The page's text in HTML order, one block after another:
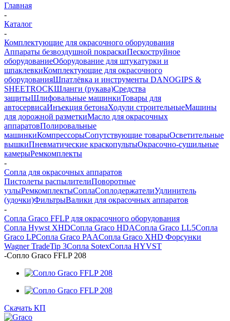
Главная
-
Каталог
-
Комплектующие для окрасочного оборудования
Аппараты безвоздушной покраскиПескоструйное
оборудованиеОборудование для штукатурки и
шпаклевкиКомплектующие для окрасочного
оборудованияШпатлёвка и инструменты DANOGIPS &
SHEETROCKШланги (рукава)Средства
защитыШлифовальные машинкиТовары для
автосервисаИнъекция бетонаХодули строительныеМашины
для дорожной разметкиМасло для окрасочных
аппаратовПолировальные
машинкиКомпрессорыСопутствующие товарыОсветительные
вышкиПневматические краскопультыОкрасочно-сушильные
камерыРемкомплекты
-
Сопла для окрасочных аппаратов
Пистолеты распылителиПоворотные
узлыРемкомплектыСоплаСоплодержателиУдлинитель
(удочки)ФильтрыВалики для окрасочных аппаратов
-
Сопла Graco FFLP для окрасочного оборудования
Сопла Hywst XHDСопла Graco HDAСопла Graco LL5Сопла
Graco LPСопла Graco PAAСопла Graco XHD Форсунки
Wagner TradeTip 3Сопла SotexСопла HYVST
-Сопло Graco FFLP 208
Скачать КП